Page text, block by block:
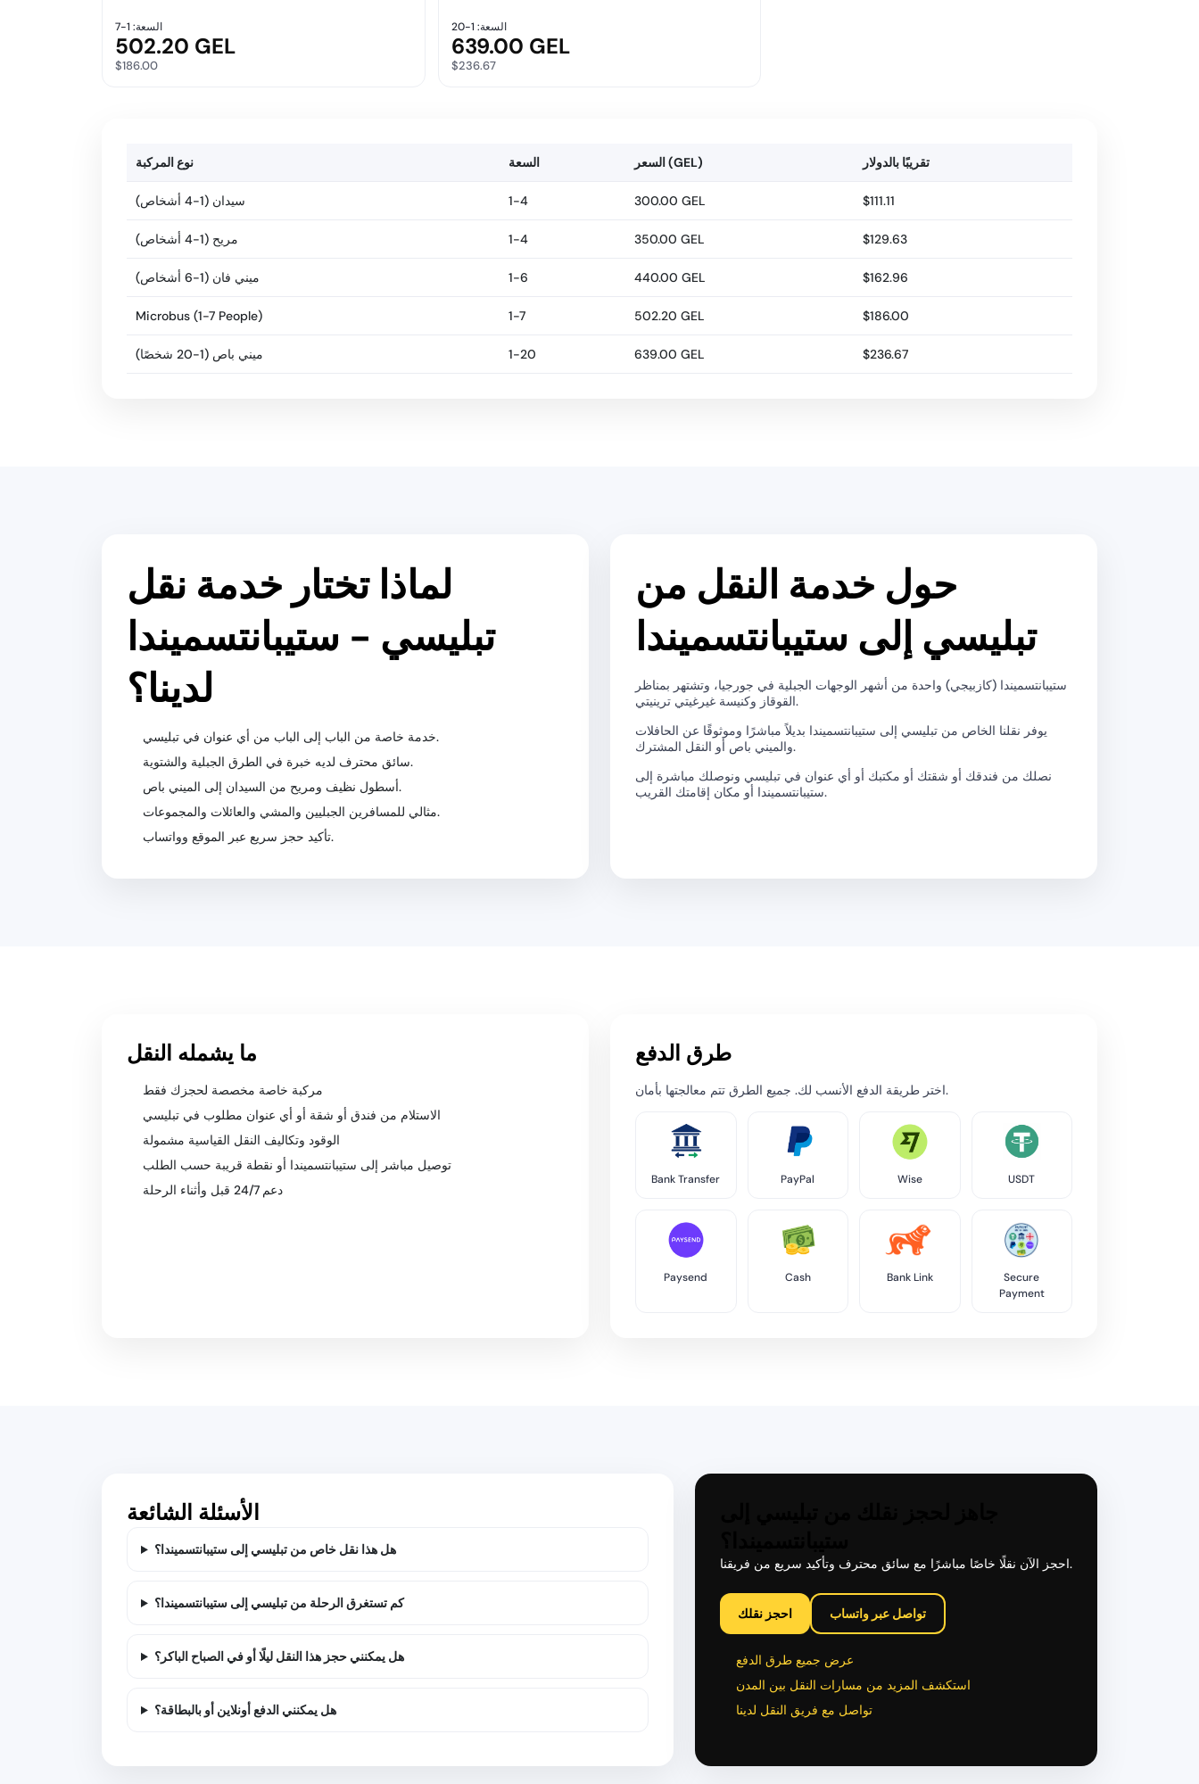
السعة: 1-7
502.20 GEL
$186.00
السعة: 1-20
639.00 GEL
$236.67
نوع المركبة السعة السعر (GEL) تقريبًا بالدولار
سيدان (1-4 أشخاص) 1-4 300.00 GEL $111.11
مريح (1-4 أشخاص) 1-4 350.00 GEL $129.63
ميني فان (1-6 أشخاص) 1-6 440.00 GEL $162.96
Microbus (1-7 People) 1-7 502.20 GEL $186.00
ميني باص (1-20 شخصًا) 1-20 639.00 GEL $236.67
لماذا تختار خدمة نقل
تبليسي - ستيبانتسميندا
لدينا؟
خدمة خاصة من الباب إلى الباب من أي عنوان في تبليسي.
سائق محترف لديه خبرة في الطرق الجبلية والشتوية.
أسطول نظيف ومريح من السيدان إلى الميني باص.
مثالي للمسافرين الجبليين والمشي والعائلات والمجموعات.
تأكيد حجز سريع عبر الموقع وواتساب.
حول خدمة النقل من
تبليسي إلى ستيبانتسميندا
ستيبانتسميندا (كازبيجي) واحدة من أشهر الوجهات الجبلية في جورجيا، وتشتهر بمناظر
القوقاز وكنيسة غيرغيتي ترينيتي.
يوفر نقلنا الخاص من تبليسي إلى ستيبانتسميندا بديلاً مباشرًا وموثوقًا عن الحافلات
والميني باص أو النقل المشترك.
نصلك من فندقك أو شقتك أو مكتبك أو أي عنوان في تبليسي ونوصلك مباشرة إلى
ستيبانتسميندا أو مكان إقامتك القريب.
ما يشمله النقل
مركبة خاصة مخصصة لحجزك فقط
الاستلام من فندق أو شقة أو أي عنوان مطلوب في تبليسي
الوقود وتكاليف النقل القياسية مشمولة
توصيل مباشر إلى ستيبانتسميندا أو نقطة قريبة حسب الطلب
دعم 24/7 قبل وأثناء الرحلة
طرق الدفع
اختر طريقة الدفع الأنسب لك. جميع الطرق تتم معالجتها بأمان.
Bank Transfer PayPal Wise USDT
Paysend Cash Bank Link
Secure
Payment
الأسئلة الشائعة
هل هذا نقل خاص من تبليسي إلى ستيبانتسميندا؟
كم تستغرق الرحلة من تبليسي إلى ستيبانتسميندا؟
هل يمكنني حجز هذا النقل ليلًا أو في الصباح الباكر؟
هل يمكنني الدفع أونلاين أو بالبطاقة؟
احجز الآن نقلًا خاصًا مباشرًا مع سائق محترف وتأكيد سريع من فريقنا.
احجز نقلك تواصل عبر واتساب
عرض جميع طرق الدفع
استكشف المزيد من مسارات النقل بين المدن
تواصل مع فريق النقل لدينا